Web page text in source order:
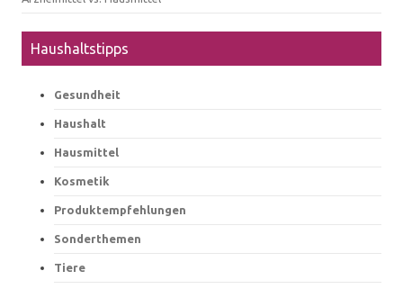
Haushaltstipps
Gesundheit
Haushalt
Hausmittel
Kosmetik
Produktempfehlungen
Sonderthemen
Tiere